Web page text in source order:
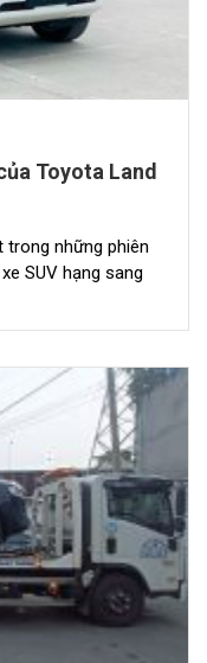
Toyota Land
trong những phiên
SUV hạng sang